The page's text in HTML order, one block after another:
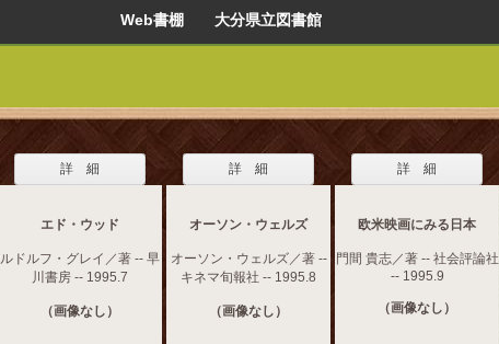
Web書棚 大分県立図書館
詳 細
エド・ウッド
ルドルフ・グレイ／著 -- 早
川書房 -- 1995.7
（画像なし）
詳 細
オーソン・ウェルズ
オーソン・ウェルズ／著 --
キネマ旬報社 -- 1995.8
（画像なし）
詳 細
欧米映画にみる日本
門間 貴志／著 -- 社会評論社
-- 1995.9
（画像なし）